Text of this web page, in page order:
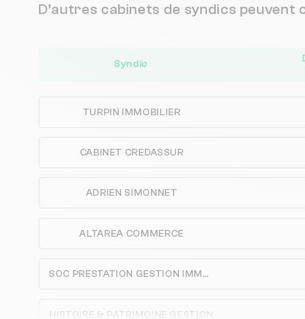
D’autres cabinets de syndics
Syndic
TURPIN IMMOBILIER
CABINET CREDASSUR
ADRIEN SIMONNET
ALTAREA COMMERCE
SOC PRESTATION GESTION IMMOBILIERE
HISTOIRE & PATRIMOINE GESTION